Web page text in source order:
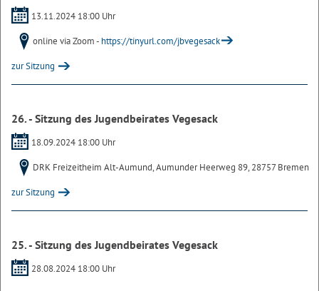
13.11.2024 18:00 Uhr
online via Zoom - https://tinyurl.com/jbvegesack
zur Sitzung
26. - Sitzung des Jugendbeirates Vegesack
18.09.2024 18:00 Uhr
DRK Freizeitheim Alt-Aumund, Aumunder Heerweg 89, 28757 Bremen
zur Sitzung
25. - Sitzung des Jugendbeirates Vegesack
28.08.2024 18:00 Uhr